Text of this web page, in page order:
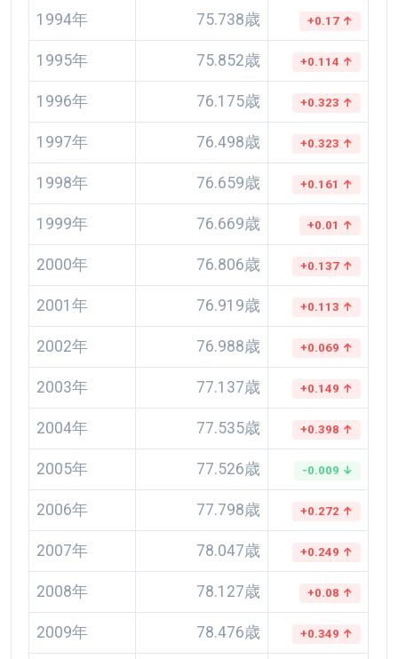
1994年 75.738歳 +0.17 ↑
1995年 75.852歳 +0.114 ↑
1996年 76.175歳 +0.323 ↑
1997年 76.498歳 +0.323 ↑
1998年 76.659歳 +0.161 ↑
1999年 76.669歳 +0.01 ↑
2000年 76.806歳 +0.137 ↑
2001年 76.919歳 +0.113 ↑
2002年 76.988歳 +0.069 ↑
2003年 77.137歳 +0.149 ↑
2004年 77.535歳 +0.398 ↑
2005年 77.526歳 -0.009 ↓
2006年 77.798歳 +0.272 ↑
2007年 78.047歳 +0.249 ↑
2008年 78.127歳 +0.08 ↑
2009年 78.476歳 +0.349 ↑